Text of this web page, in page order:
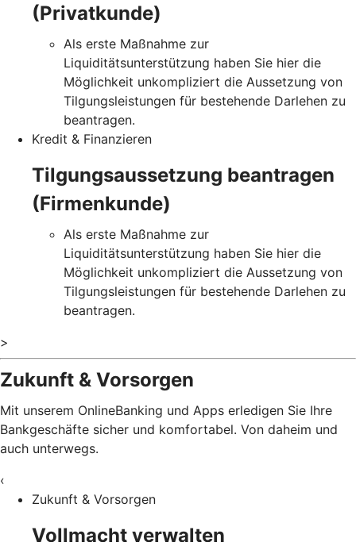
(Privatkunde)
Als erste Maßnahme zur
Liquiditätsunterstützung haben Sie hier die
Möglichkeit unkompliziert die Aussetzung von
Tilgungsleistungen für bestehende Darlehen zu
beantragen.
Kredit & Finanzieren
Tilgungsaussetzung beantragen
(Firmenkunde)
Als erste Maßnahme zur
Liquiditätsunterstützung haben Sie hier die
Möglichkeit unkompliziert die Aussetzung von
Tilgungsleistungen für bestehende Darlehen zu
beantragen.
>
Zukunft & Vorsorgen
Mit unserem OnlineBanking und Apps erledigen Sie Ihre
Bankgeschäfte sicher und komfortabel. Von daheim und
auch unterwegs.
‹
Zukunft & Vorsorgen
Vollmacht verwalten